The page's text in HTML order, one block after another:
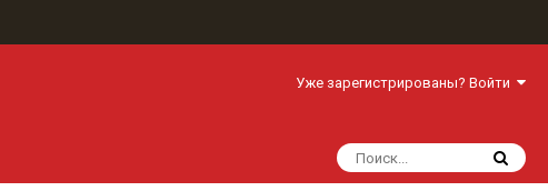
Уже зарегистрированы? Войти